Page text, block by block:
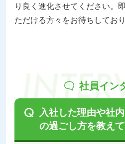
り良く進化させてください。
ただける方々をお待ちしており
社員イン
入社した理由や社
の過ごし方を教え